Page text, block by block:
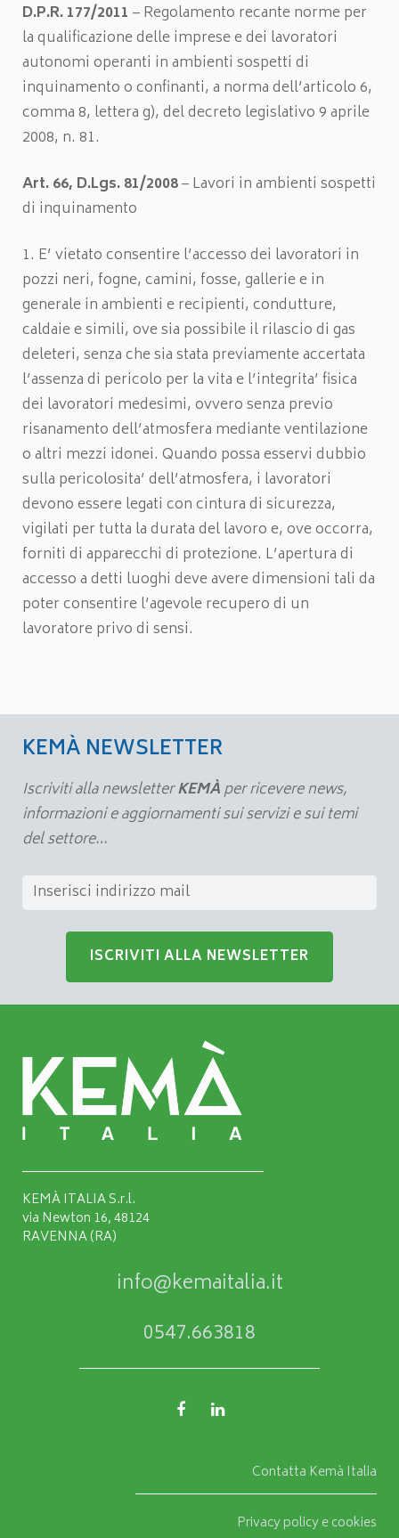
D.P.R. 177/2011 – Regolamento recante norme per
la qualificazione delle imprese e dei lavoratori
autonomi operanti in ambienti sospetti di
inquinamento o confinanti, a norma dell’articolo 6,
comma 8, lettera g), del decreto legislativo 9 aprile
2008, n. 81.
Art. 66, D.Lgs. 81/2008– Lavori in ambienti sospetti
di inquinamento
1. E’ vietato consentire l’accesso dei lavoratori in
pozzi neri, fogne, camini, fosse, gallerie e in
generale in ambienti e recipienti, condutture,
caldaie e simili, ove sia possibile il rilascio di gas
deleteri, senza che sia stata previamente accertata
l’assenza di pericolo per la vita e l’integrita’ fisica
dei lavoratori medesimi, ovvero senza previo
risanamento dell’atmosfera mediante ventilazione
o altri mezzi idonei. Quando possa esservi dubbio
sulla pericolosita’ dell’atmosfera, i lavoratori
devono essere legati con cintura di sicurezza,
vigilati per tutta la durata del lavoro e, ove occorra,
forniti di apparecchi di protezione. L’apertura di
accesso a detti luoghi deve avere dimensioni tali da
poter consentire l’agevole recupero di un
lavoratore privo di sensi.
KEMÀ NEWSLETTER
Iscriviti alla newsletterKEMÀper ricevere news,
informazioni e aggiornamenti sui servizi e sui temi
del settore…
KEMÀ ITALIA S.r.l.
via Newton 16, 48124
RAVENNA (RA)
info@kemaitalia.it
0547.663818
Contatta Kemà Italia
Privacy policy e cookies